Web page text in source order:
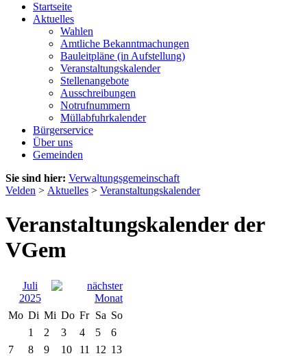
Startseite
Aktuelles
Wahlen
Amtliche Bekanntmachungen
Bauleitpläne (in Aufstellung)
Veranstaltungskalender
Stellenangebote
Ausschreibungen
Notrufnummern
Müllabfuhrkalender
Bürgerservice
Über uns
Gemeinden
Sie sind hier: Verwaltungsgemeinschaft
Velden > Aktuelles > Veranstaltungskalender
Veranstaltungskalender der
VGem
Juli
2025
Mo Di Mi Do Fr Sa So
1
2 3 4 5
6
7
8 9 10 11 12 13